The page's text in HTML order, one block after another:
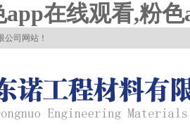
在线观看,粉
网站！